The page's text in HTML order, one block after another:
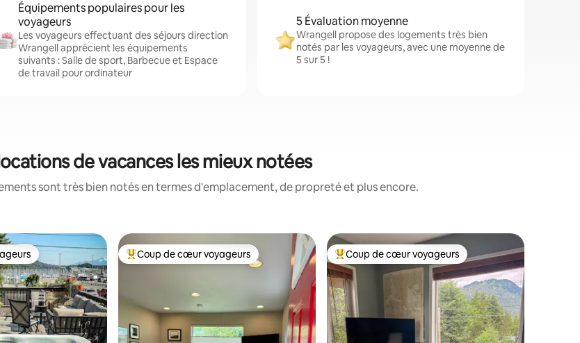
Équipements populaires pour les
voyageurs
Les voyageurs effectuant des séjours direction
Wrangell apprécient les équipements
suivants : Salle de sport, Barbecue et Espace
de travail pour ordinateur
5 Évaluation moyenne
Wrangell propose des logements très bien
notés par les voyageurs, avec une moyenne de
5 sur 5 !
de vacances les mieux notées
sont très bien notés en termes d'emplacement, de propreté et plus encore.
Coups de cœur voyageurs les plus appréciés
Coup de cœur voyageurs Coups de cœur voyageurs les plus appréciés
Coup de cœur voyageurs